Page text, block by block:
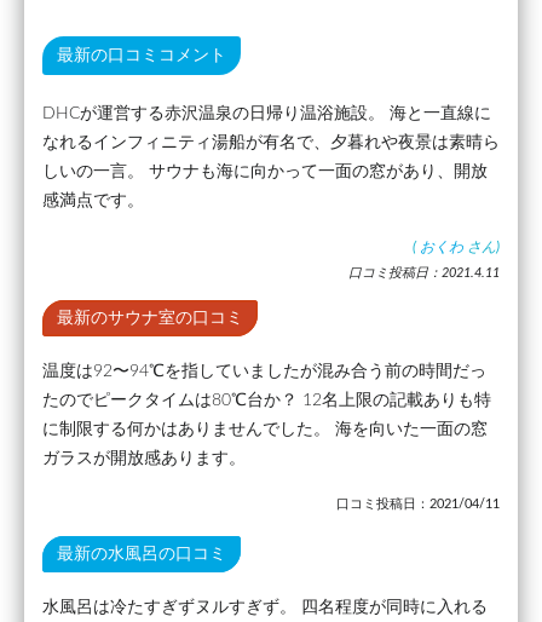
最新の口コミコメント
DHCが運営する赤沢温泉の日帰り温浴施設。 海と一直線に
なれるインフィニティ湯船が有名で、夕暮れや夜景は素晴ら
しいの一言。 サウナも海に向かって一面の窓があり、開放
感満点です。
( おくわ さん)
口コミ投稿日：2021.4.11
最新のサウナ室の口コミ
温度は92〜94℃を指していましたが混み合う前の時間だっ
たのでピークタイムは80℃台か？ 12名上限の記載ありも特
に制限する何かはありませんでした。 海を向いた一面の窓
ガラスが開放感あります。
口コミ投稿日：2021/04/11
最新の水風呂の口コミ
水風呂は冷たすぎずヌルすぎず。 四名程度が同時に入れる